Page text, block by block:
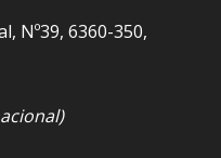
Nº39, 6360-350,